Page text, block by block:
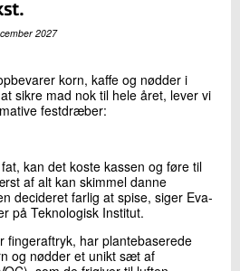
2027
korn, kaffe og nødder i
sikre mad nok til hele året, lever vi
festdræber:
kan det koste kassen og føre til
af alt kan skimmel danne
decideret farlig at spise, siger Eva-
på Teknologisk Institut.
fingeraftryk, har plantebaserede
og nødder et unikt sæt af